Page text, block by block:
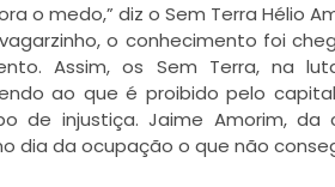
o medo,” diz o Sem Terra Hélio
o conhecimento foi
Assim, os Sem Terra, na
ao que é proibido pelo
de injustiça. Jaime Amorim,
dia da ocupação o que não